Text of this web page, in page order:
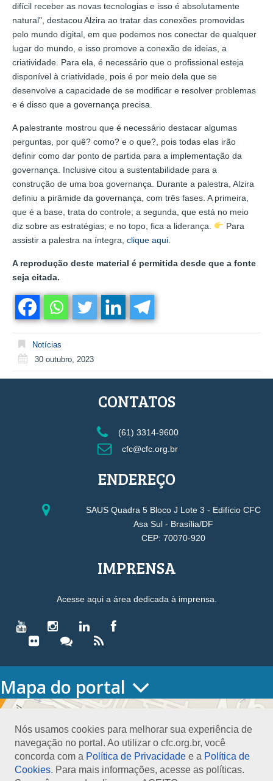
difícil receber as novas tecnologias e isso é absolutamente
natural", destacou Alzira ao tratar das conexões promovidas
pelo mundo digital, em que podemos nos conectar de qualquer
lugar do mundo, e isso promove a conexão de ideias, a
criatividade. Para ela, é necessário que o profissional esteja
disponível à criatividade, pois é por meio dela que se
desenvolve a capacidade de se modificar e resolver problemas
e é disso que a governança precisa.
A palestrante mostrou que é necessário destacar algumas
perguntas, por quê? como? e o que?, pois todas elas irão
definir como dar ponto de partida para a implementação da
governança. Inclusive citou a sustentabilidade para a
construção de uma boa governança. Durante a palestra, Alzira
definiu a pirâmide da governança, com três fases. A primeira,
que é a base, trata do controle; a segunda, que está no meio
diz sobre as estratégias; e no topo, fica a liderança.
Para
assistir a palestra na íntegra, clique aqui
A reprodução deste material é permitida desde que a fonte
seja citada.
Notícias
30 outubro, 2023
Nós usamos cookies para melhorar sua experiência de
navegação no portal. Ao utilizar o cfc.org.br, você
concorda com a Política de Privacidade e a Política de
Cookies. Para mais informações, acesse as políticas.
CONTATOS
(61) 3314-9600
cfc@cfc.org.br
ENDEREÇO
SAUS Quadra 5 Bloco J Lote 3 - Edifício CFC
Asa Sul - Brasília/DF
CEP: 70070-920
IMPRENSA
Acesse aqui a área dedicada à imprensa.
Mapa do portal
HOME
Conselho Diretor
Nossa Sede
Planejamento
Organograma